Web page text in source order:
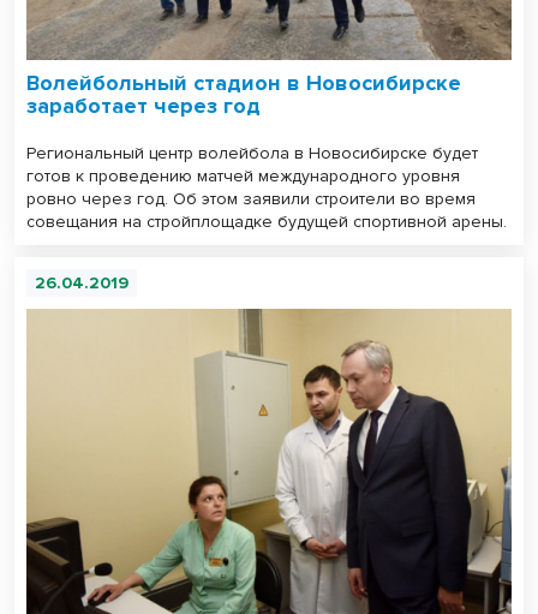
Волейбольный стадион в Новосибирске
заработает через год
Региональный центр волейбола в Новосибирске будет
готов к проведению матчей международного уровня
ровно через год. Об этом заявили строители во время
совещания на стройплощадке будущей спортивной арены.
26.04.2019